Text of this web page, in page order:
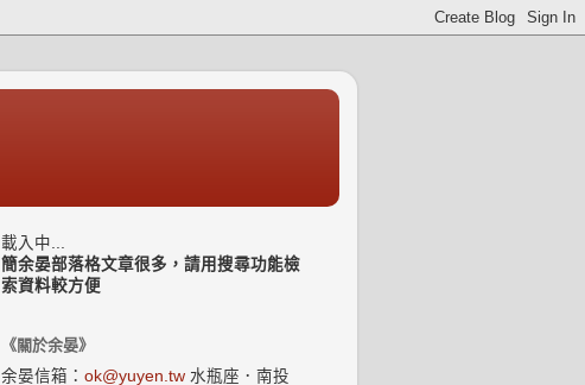
載入中...
簡余晏部落格文章很多，請用搜尋功能檢
索資料較方便
《關於余晏》
余晏信箱： ok@yuyen.tw 水瓶座．南投